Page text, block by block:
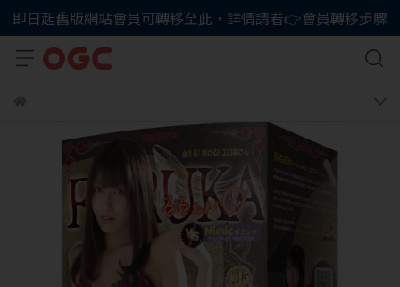
即日起舊版網站會員可轉移至此，詳情請看👉會員轉移步驟